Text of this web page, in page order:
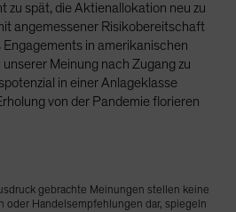
zu spät, die Aktienallokation neu zu
angemessener Risikobereitschaft
Engagements in amerikanischen
Meinung nach Zugang zu
in einer Anlageklasse
von der Pandemie florieren
gebrachte Meinungen stellen keine
oder Handelsempfehlungen dar, spiegeln